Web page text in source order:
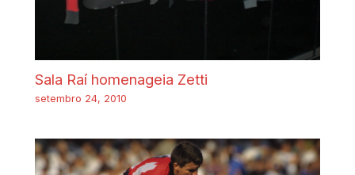
Sala Raí homenageia Zetti
setembro 24, 2010